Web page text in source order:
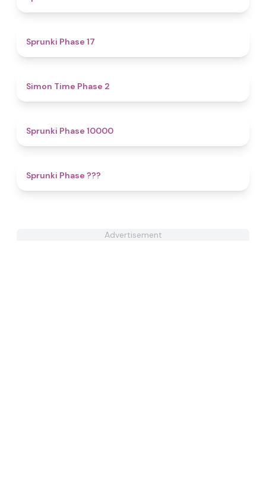
Sprunki Phase 17
Simon Time Phase 2
Sprunki Phase 10000
Sprunki Phase ???
Advertisement